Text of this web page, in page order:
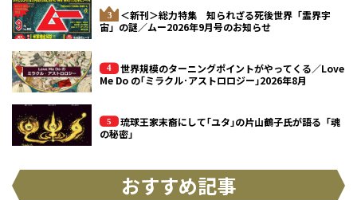
＜新刊＞総力特集 知られざる死後世界「霊界宇
宙」の謎／ムー2026年9月号のお知らせ
世界規模のターニングポイントがやってくる／Love
Me Do の｢ミラクル･アストロロジー｣2026年8月
琉球王家末裔にして｢ユタ｣の片山鶴子氏が語る「魂
の秘密」
おすすめ記事